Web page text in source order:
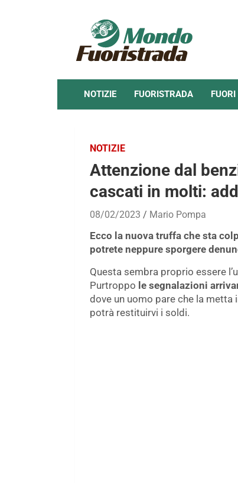
NOTIZIE FUORISTRADA
NOTIZIE
Attenzione dal
cascati in molti:
08/02/2023 Mario Pompa
Ecco la nuova truffa che sta
potrete neppure sporgere
Questa sembra proprio essere
Purtroppo le segnalazioni
dove un uomo pare che la metta
potrà restituirvi i soldi.